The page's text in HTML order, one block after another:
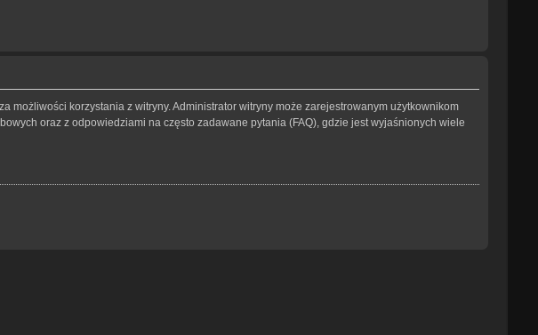
korzystania z witryny. Administrator witryny może zarejestrowanym użytkownikom
oraz z odpowiedziami na często zadawane pytania (FAQ), gdzie jest wyjaśnionych wiele